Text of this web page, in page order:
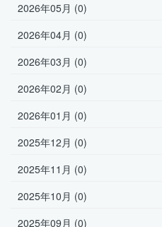
2026年05月 (0)
2026年04月 (0)
2026年03月 (0)
2026年02月 (0)
2026年01月 (0)
2025年12月 (0)
2025年11月 (0)
2025年10月 (0)
2025年09月 (0)